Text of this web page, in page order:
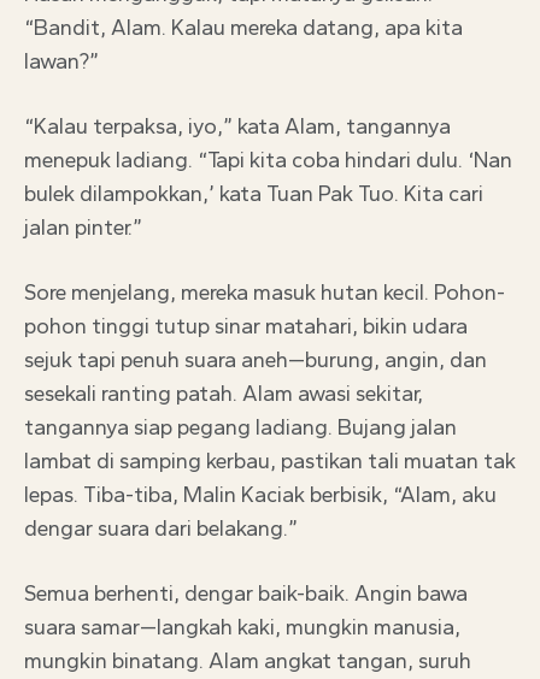
“Bandit, Alam. Kalau mereka datang, apa kita
lawan?”
“Kalau terpaksa, iyo,” kata Alam, tangannya
menepuk ladiang. “Tapi kita coba hindari dulu. ‘Nan
bulek dilampokkan,’ kata Tuan Pak Tuo. Kita cari
jalan pinter.”
Sore menjelang, mereka masuk hutan kecil. Pohon-
pohon tinggi tutup sinar matahari, bikin udara
sejuk tapi penuh suara aneh—burung, angin, dan
sesekali ranting patah. Alam awasi sekitar,
tangannya siap pegang ladiang. Bujang jalan
lambat di samping kerbau, pastikan tali muatan tak
lepas. Tiba-tiba, Malin Kaciak berbisik, “Alam, aku
dengar suara dari belakang.”
Semua berhenti, dengar baik-baik. Angin bawa
suara samar—langkah kaki, mungkin manusia,
mungkin binatang. Alam angkat tangan, suruh